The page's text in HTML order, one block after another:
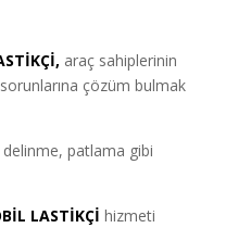
, araç sahiplerinin
çözüm bulmak
delinme, patlama gibi
LASTİKÇİ hizmeti